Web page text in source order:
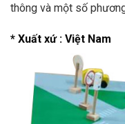
thông và một số
* Xuất xứ : Việt Nam